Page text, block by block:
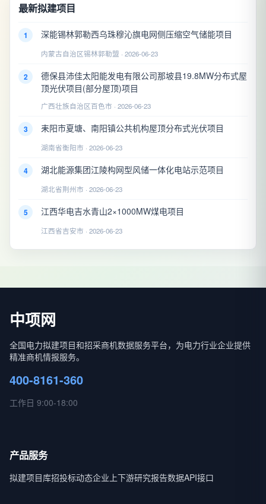
最新拟建项目
1 深能锡林郭勒西乌珠穆沁旗电网侧压缩空气储能项目
内蒙古自治区锡林郭勒盟 · 2026-06-23
2
德保县沛佳太阳能发电有限公司那坡县19.8MW分布式屋
顶光伏项目(部分屋顶)项目
广西壮族自治区百色市 · 2026-06-23
3 耒阳市夏塘、南阳镇公共机构屋顶分布式光伏项目
湖南省衡阳市 · 2026-06-23
4 湖北能源集团江陵构网型风储一体化电站示范项目
湖北省荆州市 · 2026-06-23
5 江西华电吉水青山2×1000MW煤电项目
江西省吉安市 · 2026-06-23
中项网
全国电力拟建项目和招采商机数据服务平台，为电力行业企业提供
精准商机情报服务。
400-8161-360
工作日 9:00-18:00
产品服务
拟建项目库招投标动态企业上下游研究报告数据API接口